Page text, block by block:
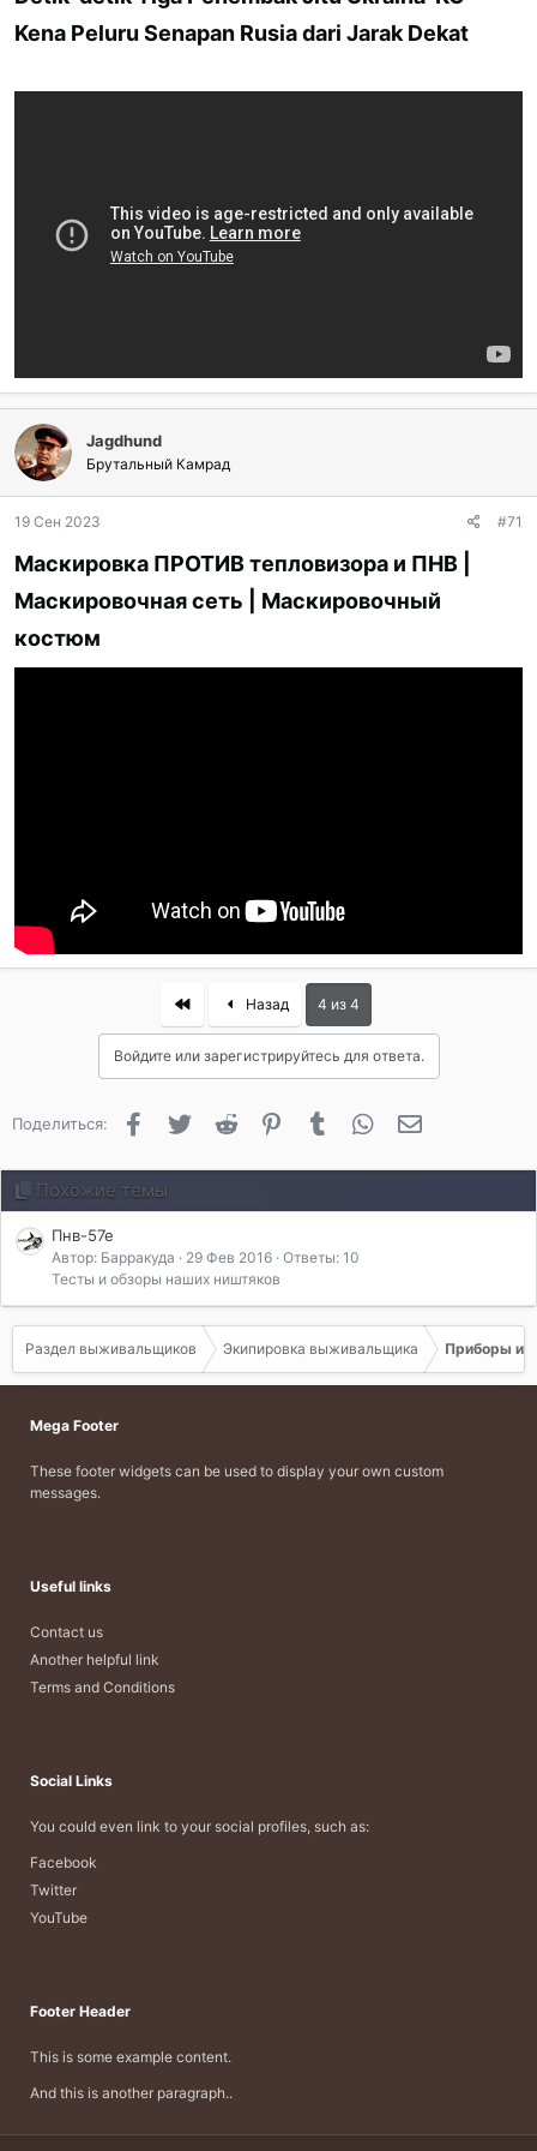
л
и
Kena Peluru Senapan Rusia dari Jarak Dekat​
Jagdhund
Брутальный Камрад
19 Сен 2023 #71
Маскировка ПРОТИВ тепловизора и ПНВ |
Маскировочная сеть | Маскировочный
костюм​
First Назад 4 из 4
Войдите или зарегистрируйтесь для ответа.
Поделиться: FacebookTwitter Reddit PinterestTumblr WhatsApp
Похожие темы
Пнв-57е
Автор: Барракуда 29 Фев 2016 Ответы: 10
Тесты и обзоры наших ништяков
Раздел выживальщиков Экипировка выживальщика Приборы и
Mega Footer
These footer widgets can be used to display your own custom
messages.
Useful links
Contact us
Another helpful link
Terms and Conditions
Social Links
You could even link to your social profiles, such as:
Facebook
Twitter
YouTube
Footer Header
This is some example content.
And this is another paragraph..